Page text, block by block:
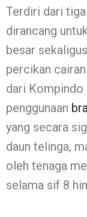
Terdiri dari
dirancang
besar
percikan
dari Kompindo
penggunaan
yang secara
daun telinga,
oleh tenaga
selama sif 8